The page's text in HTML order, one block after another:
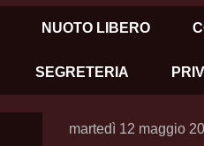
NUOTO LIBERO
SEGRETERIA
martedì 12 maggio